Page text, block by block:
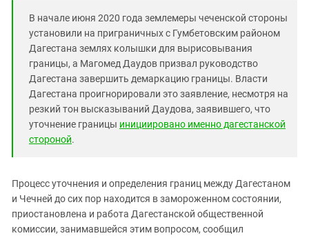
В начале июня 2020 года землемеры чеченской стороны
установили на приграничных с Гумбетовским районом
Дагестана землях колышки для вырисовывания
границы, а Магомед Даудов призвал руководство
Дагестана завершить демаркацию границы. Власти
Дагестана проигнорировали это заявление, несмотря на
резкий тон высказываний Даудова, заявившего, что
уточнение границы инициировано именно дагестанской
стороной.
Процесс уточнения и определения границ между Дагестаном
и Чечней до сих пор находится в замороженном состоянии,
приостановлена и работа Дагестанской общественной
комиссии, занимавшейся этим вопросом, сообщил